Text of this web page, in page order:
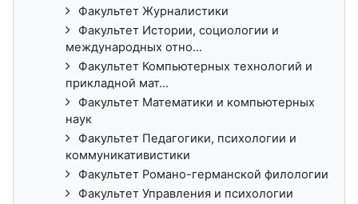
Факультет Журналистики
Факультет Истории, социологии и
международных отно...
Факультет Компьютерных технологий и
прикладной мат...
Факультет Математики и компьютерных
наук
Факультет Педагогики, психологии и
коммуникативистики
Факультет Романо-германской филологии
Факультет Управления и психологии